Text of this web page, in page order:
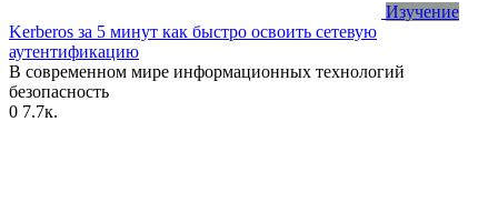
Изучение
Kerberos за 5 минут как быстро освоить сетевую
аутентификацию
В современном мире информационных технологий
безопасность
0 7.7к.